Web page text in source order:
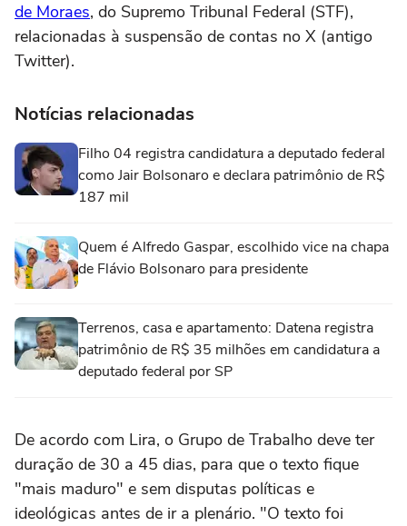
de Moraes, do Supremo Tribunal Federal (STF),
relacionadas à suspensão de contas no X (antigo
Twitter).
Notícias relacionadas
Filho 04 registra candidatura a deputado federal
como Jair Bolsonaro e declara patrimônio de R$
187 mil
Quem é Alfredo Gaspar, escolhido vice na chapa
de Flávio Bolsonaro para presidente
Terrenos, casa e apartamento: Datena registra
patrimônio de R$ 35 milhões em candidatura a
deputado federal por SP
De acordo com Lira, o Grupo de Trabalho deve ter
duração de 30 a 45 dias, para que o texto fique
"mais maduro" e sem disputas políticas e
ideológicas antes de ir a plenário. "O texto foi